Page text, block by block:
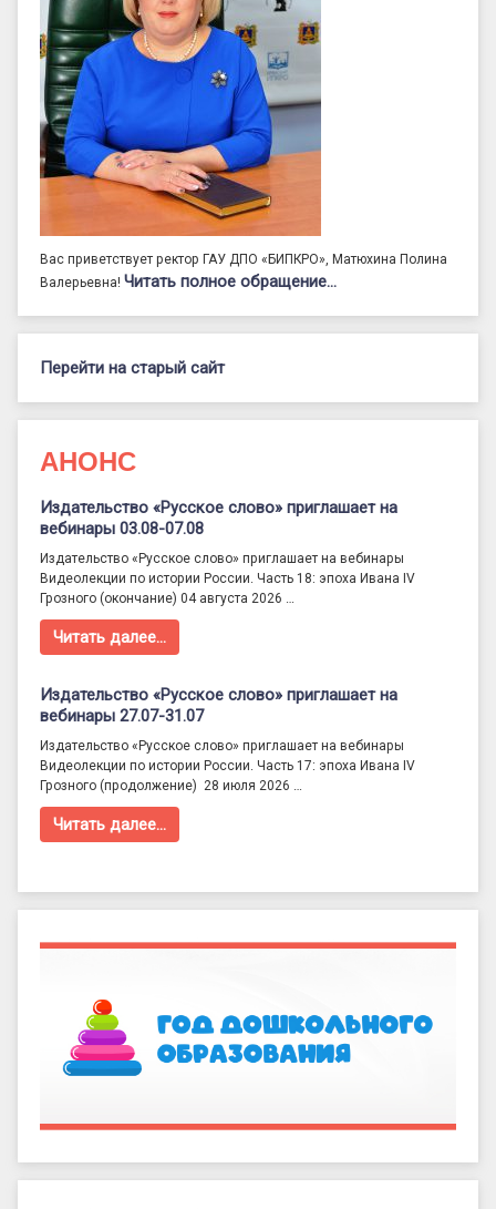
Вас приветствует ректор ГАУ ДПО «БИПКРО», Матюхина Полина
Валерьевна! Читать полное обращение…
Перейти на старый сайт
АНОНС
Издательство «Русское слово» приглашает на
вебинары 03.08-07.08
Издательство «Русское слово» приглашает на вебинары
Видеолекции по истории России. Часть 18: эпоха Ивана IV
Грозного (окончание) 04 августа 2026 …
Читать далее…
Издательство «Русское слово» приглашает на
вебинары 27.07-31.07
Издательство «Русское слово» приглашает на вебинары
Видеолекции по истории России. Часть 17: эпоха Ивана IV
Грозного (продолжение) 28 июля 2026 …
Читать далее…